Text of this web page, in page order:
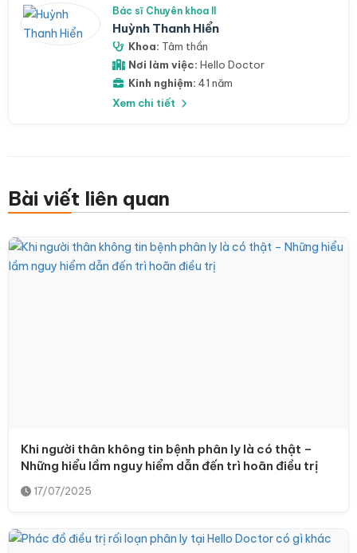
Bác sĩ Chuyên khoa II
Huỳnh Thanh Hiển
Khoa: Tâm thần
Nơi làm việc: Hello Doctor
Kinh nghiệm: 41 năm
Xem chi tiết
Bài viết liên quan
Khi người thân không tin bệnh phân ly là có thật –
Những hiểu lầm nguy hiểm dẫn đến trì hoãn điều trị
17/07/2025